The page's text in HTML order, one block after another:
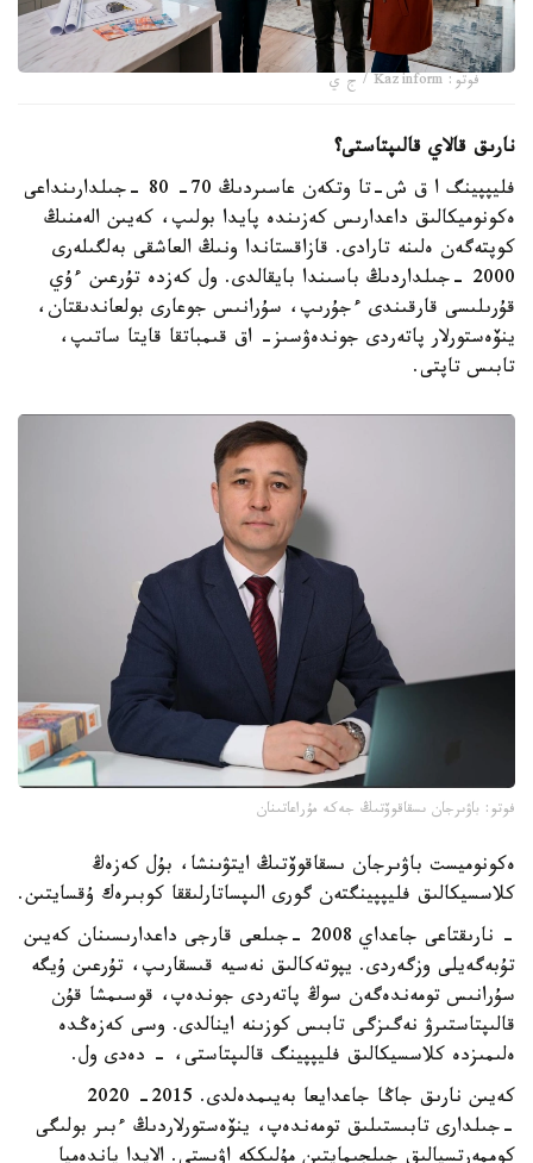
فوتو: Kazinform / ج ي
نارىق قالاي قالىپتاستى؟
فليپپينگ ا ق ش-تا وتكەن عاسىردىڭ 70- 80 -جىلدارىنداعى
ەكونوميكالىق داعدارىس كەزىندە پايدا بولىپ، كەيىن الەمنىڭ
كوپتەگەن ەلىنە تارادى. قازاقستاندا ونىڭ العاشقى بەلگىلەرى
2000 -جىلداردىڭ باسىندا بايقالدى. ول كەزدە تۇرعىن ءۇي
قۇرىلىسى قارقىندى ءجۇرىپ، سۇرانىس جوعارى بولعاندىقتان،
ينۆەستورلار پاتەردى جوندەۋسىز- اق قىمباتقا قايتا ساتىپ،
تابىس تاپتى.
فوتو: باۋىرجان ىسقاقوۆتىڭ جەكە مۇراعاتىنان
ەكونوميست باۋىرجان ىسقاقوۆتىڭ ايتۋىنشا، بۇل كەزەڭ
كلاسسيكالىق فليپپينگتەن گورى الىپساتارلىققا كوبىرەك ۇقسايتىن.
- نارىقتاعى جاعداي 2008 -جىلعى قارجى داعدارىسىنان كەيىن
تۇبەگەيلى وزگەردى. يپوتەكالىق نەسيە قىسقارىپ، تۇرعىن ۇيگە
سۇرانىس تومەندەگەن سوڭ پاتەردى جوندەپ، قوسىمشا قۇن
قالىپتاستىرۋ نەگىزگى تابىس كوزىنە اينالدى. وسى كەزەڭدە
ەلىمىزدە كلاسسيكالىق فليپپينگ قالىپتاستى، - دەدى ول.
كەيىن نارىق جاڭا جاعدايعا بەيىمدەلدى. 2015- 2020
-جىلدارى تابىستىلىق تومەندەپ، ينۆەستورلاردىڭ ءبىر بولىگى